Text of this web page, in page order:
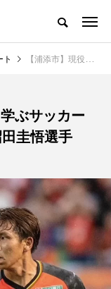
ライター一覧 クチ
記事
ト 【浦添市】現役Jリーガーから学ぶサッカークリニックが12/9(土)開催｜沼田圭悟選手
ぶサッカー
圭悟選手